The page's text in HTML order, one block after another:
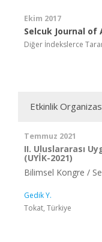
Ekim 2017
Selcuk Journal of
Diğer İndekslerce
Etkinlik
Temmuz 2021
II. Uluslararası
(UYİK-2021)
Bilimsel Kongre /
Gedik Y.
Tokat, Türkiye